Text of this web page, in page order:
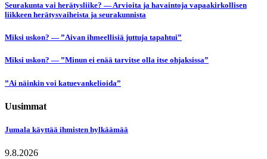
Seurakunta vai herätysliike? — Arvioita ja havaintoja vapaakirkollisen
liikkeen herätysvaiheista ja seurakunnista
Miksi uskon? — ”Aivan ihmeellisiä juttuja tapahtui”
Miksi uskon? — ”Minun ei enää tarvitse olla itse ohjaksissa”
”Ai näinkin voi katuevankelioida”
Uusimmat
Jumala käyttää ihmisten hylkäämää
9.8.2026